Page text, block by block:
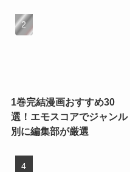
1巻完結漫画おすすめ30
選！エモスコアでジャンル
別に編集部が厳選